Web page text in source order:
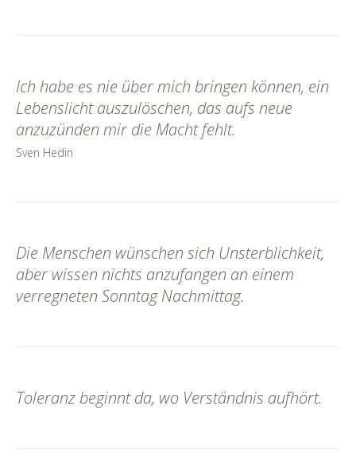
Ich habe es nie über mich bringen können, ein
Lebenslicht auszulöschen, das aufs neue
anzuzünden mir die Macht fehlt.
Sven Hedin
Die Menschen wünschen sich Unsterblichkeit,
aber wissen nichts anzufangen an einem
verregneten Sonntag Nachmittag.
Toleranz beginnt da, wo Verständnis aufhört.